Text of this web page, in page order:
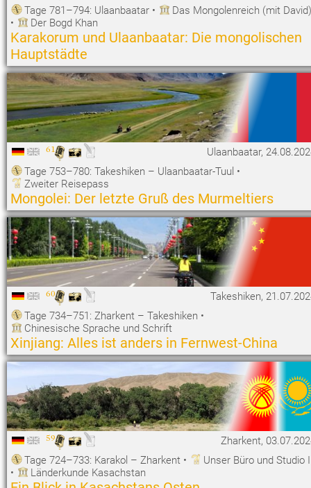
Tage 781–794: Ulaanbaatar •
Das Mongolenreich (mit David)
•
Der Bogd Khan
Karakorum und Ulaanbaatar: Die mongolischen
Hauptstädte
61
Ulaanbaatar,
Tage 753–780: Takeshiken – Ulaanbaatar-Tuul •
Zweiter Reisepass
Mongolei: Der letzte Gruß des Murmeltiers
60
Takeshiken,
Tage 734–751: Zharkent – Takeshiken •
Chinesische Sprache und Schrift
Xinjiang: Alles ist anders in Fernwest-China
59
Zharkent,
Tage 724–733: Karakol – Zharkent •
Unser Büro und Studio
•
Länderkunde Kasachstan